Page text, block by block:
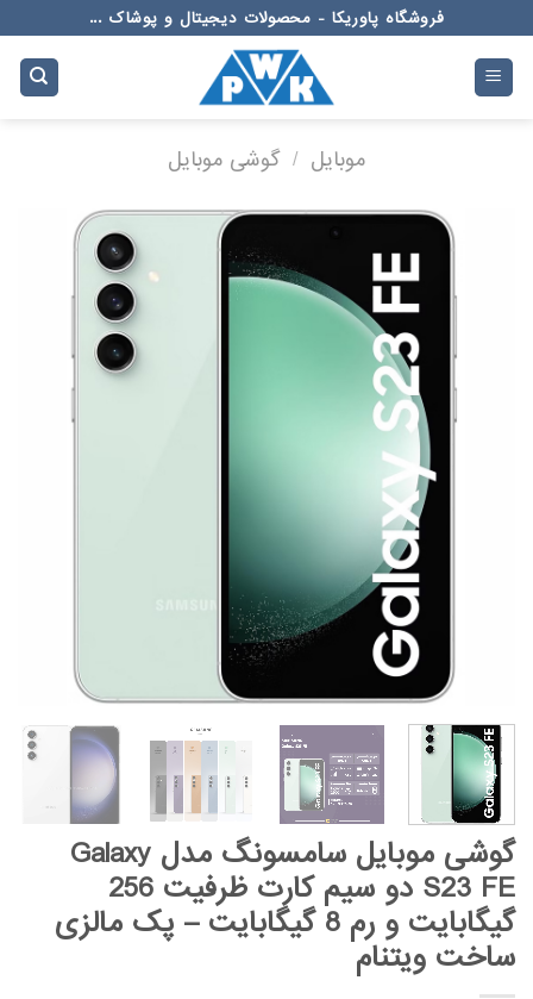
to
content
فروشگاه پاوریکا - محصولات دیجیتال و پوشاک ...
موبایل / گوشی موبایل
گوشی موبایل سامسونگ مدل Galaxy
S23 FE دو سیم کارت ظرفیت 256
گیگابایت و رم 8 گیگابایت – پک مالزی
ساخت ویتنام